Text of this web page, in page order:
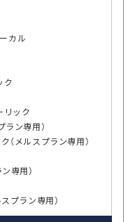
カル
ク
リック
ン専用）
メルスプラン専用）
専用）
プラン専用）